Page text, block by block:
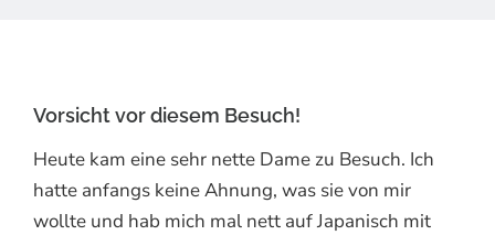
Vorsicht vor diesem Besuch!
Heute kam eine sehr nette Dame zu Besuch. Ich
hatte anfangs keine Ahnung, was sie von mir
wollte und hab mich mal nett auf Japanisch mit